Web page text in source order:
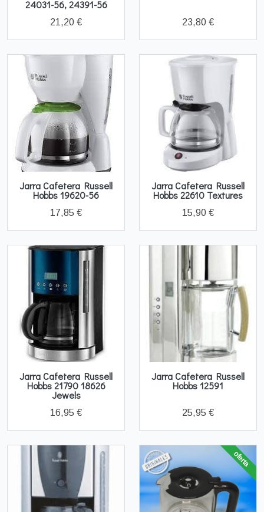
24031-56, 24391-56
21,20 € 23,80 €
Jarra Cafetera Russell
Hobbs 19620-56
17,85 €
Jarra Cafetera Russell
Hobbs 22610 Textures
15,90 €
Jarra Cafetera Russell
Hobbs 21790 18626
Jewels
16,95 €
Jarra Cafetera Russell
Hobbs 12591
25,95 €
oferta